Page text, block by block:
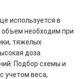
используется в
объем необходим при
тяжелых
доза
Подбор схемы и
учетом веса,